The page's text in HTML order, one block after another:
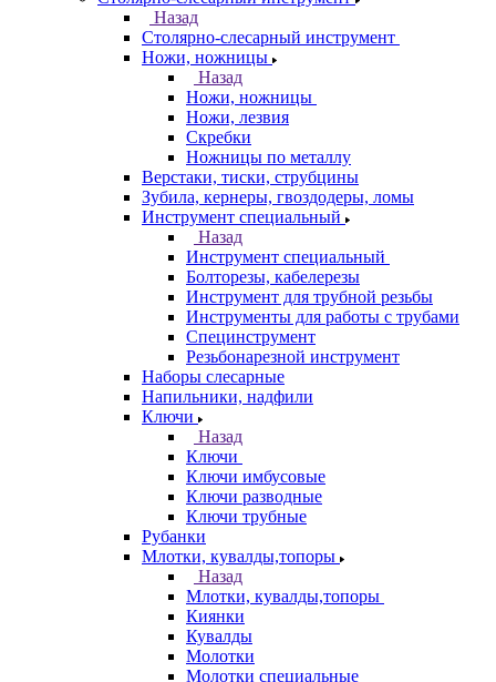
Назад
Столярно-слесарный инструмент
Ножи, ножницы
Назад
Ножи, ножницы
Ножи, лезвия
Скребки
Ножницы по металлу
Верстаки, тиски, струбцины
Зубила, кернеры, гвоздодеры, ломы
Инструмент специальный
Назад
Инструмент специальный
Болторезы, кабелерезы
Инструмент для трубной резьбы
Инструменты для работы с трубами
Специнструмент
Резьбонарезной инструмент
Наборы слесарные
Напильники, надфили
Ключи
Назад
Ключи
Ключи имбусовые
Ключи разводные
Ключи трубные
Рубанки
Млотки, кувалды,топоры
Назад
Млотки, кувалды,топоры
Киянки
Кувалды
Молотки
Молотки специальные